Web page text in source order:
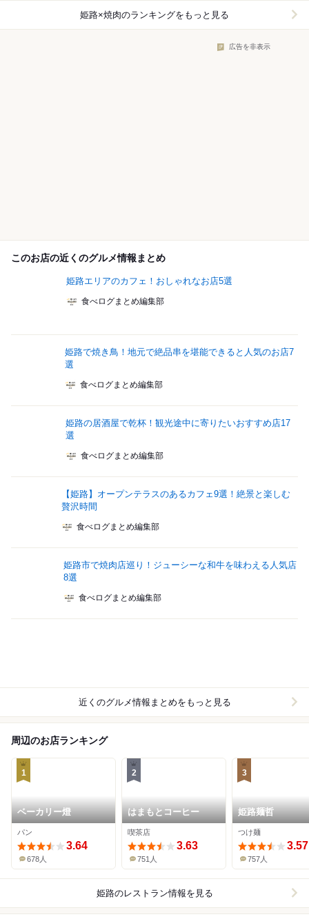
姫路×焼肉のランキングをもっと見る
広告を非表示
このお店の近くのグルメ情報まとめ
姫路エリアのカフェ！おしゃれなお店5選
食べログまとめ編集部
姫路で焼き鳥！地元で絶品串を堪能できると人気のお店7
選
食べログまとめ編集部
姫路の居酒屋で乾杯！観光途中に寄りたいおすすめ店17
選
食べログまとめ編集部
【姫路】オープンテラスのあるカフェ9選！絶景と楽しむ
贅沢時間
食べログまとめ編集部
姫路市で焼肉店巡り！ジューシーな和牛を味わえる人気店
8選
食べログまとめ編集部
近くのグルメ情報まとめをもっと見る
周辺のお店ランキング
1
ベーカリー燈
パン
3.64
678人
2
はまもとコーヒー
喫茶店
3.63
751人
3
姫路麺哲
つけ麺
3.57
757人
姫路のレストラン情報を見る